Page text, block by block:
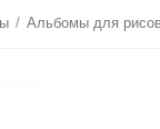
/ Альбомы для